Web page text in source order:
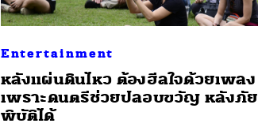
Entertainment
หลังแผ่นดินไหว ต้องฮีลใจด้วยเพลง
เพราะดนตรีช่วยปลอบขวัญ หลังภัย
พิบัติได้